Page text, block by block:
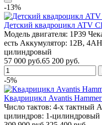
-13%
Детский квадроцикл ATV
Модель двигателя: 1P39
есть Аккумулятор: 12В, 4AH
цилиндровый
57 000 руб.65 200 руб.
-5%
Квадрицикл Avantis
Число тактов: 4-х тактный
цилиндров: 1-цилиндровый